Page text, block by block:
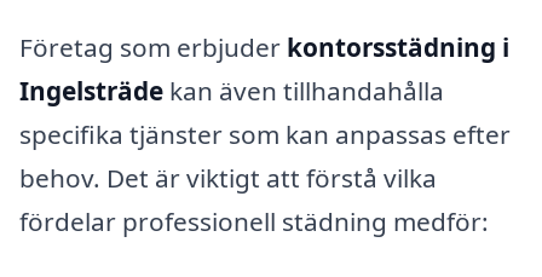
Företag som erbjuder kontorsstädning i
Ingelsträde kan även tillhandahålla
specifika tjänster som kan anpassas efter
behov. Det är viktigt att förstå vilka
fördelar professionell städning medför: